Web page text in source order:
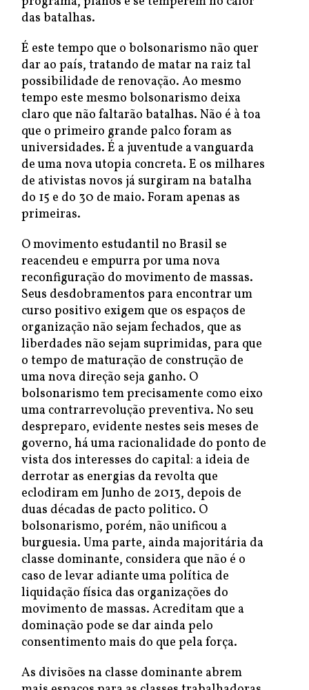
das batalhas.
É este tempo que o bolsonarismo não quer
dar ao país, tratando de matar na raiz tal
possibilidade de renovação. Ao mesmo
tempo este mesmo bolsonarismo deixa
claro que não faltarão batalhas. Não é à toa
que o primeiro grande palco foram as
universidades. É a juventude a vanguarda
de uma nova utopia concreta. E os milhares
de ativistas novos já surgiram na batalha
do 15 e do 30 de maio. Foram apenas as
primeiras.
O movimento estudantil no Brasil se
reacendeu e empurra por uma nova
reconfiguração do movimento de massas.
Seus desdobramentos para encontrar um
curso positivo exigem que os espaços de
organização não sejam fechados, que as
liberdades não sejam suprimidas, para que
o tempo de maturação de construção de
uma nova direção seja ganho. O
bolsonarismo tem precisamente como eixo
uma contrarrevolução preventiva. No seu
despreparo, evidente nestes seis meses de
governo, há uma racionalidade do ponto de
vista dos interesses do capital: a ideia de
derrotar as energias da revolta que
eclodiram em Junho de 2013, depois de
duas décadas de pacto politico. O
bolsonarismo, porém, não unificou a
burguesia. Uma parte, ainda majoritária da
classe dominante, considera que não é o
caso de levar adiante uma política de
liquidação física das organizações do
movimento de massas. Acreditam que a
dominação pode se dar ainda pelo
consentimento mais do que pela força.
As divisões na classe dominante abrem